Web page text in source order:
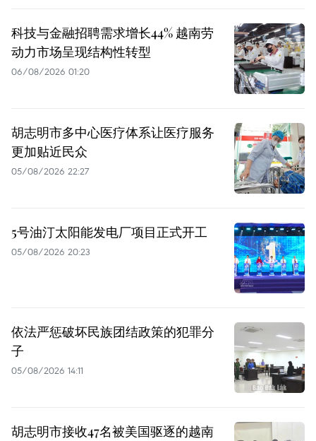
科技与金融招聘需求增长44% 越南劳
动力市场呈现结构性转型
06/08/2026 01:20
胡志明市多中心医疗体系让医疗服务
更加贴近民众
05/08/2026 22:27
5号油汀太阳能发电厂项目正式开工
05/08/2026 20:23
依法严惩破坏民族团结政策的犯罪分
子
05/08/2026 14:11
胡志明市接收47名被美国驱逐的越南